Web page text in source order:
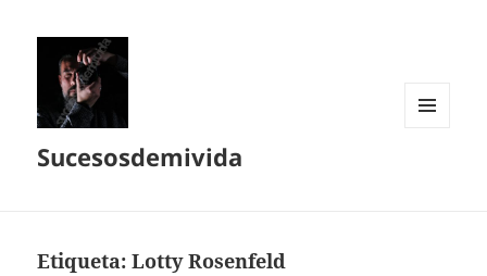
Sucesosdemivida
Etiqueta:Lotty Rosenfeld